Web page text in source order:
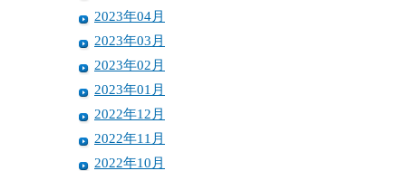
2023年04月
2023年03月
2023年02月
2023年01月
2022年12月
2022年11月
2022年10月